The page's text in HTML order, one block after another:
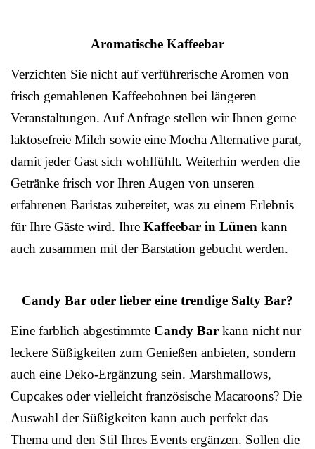
Aromatische Kaffeebar
Verzichten Sie nicht auf verführerische Aromen von
frisch gemahlenen Kaffeebohnen bei längeren
Veranstaltungen. Auf Anfrage stellen wir Ihnen gerne
laktosefreie Milch sowie eine Mocha Alternative parat,
damit jeder Gast sich wohlfühlt. Weiterhin werden die
Getränke frisch vor Ihren Augen von unseren
erfahrenen Baristas zubereitet, was zu einem Erlebnis
für Ihre Gäste wird. Ihre Kaffeebar in Lünen kann
auch zusammen mit der Barstation gebucht werden.
Candy Bar oder lieber eine trendige Salty Bar?
Eine farblich abgestimmte Candy Bar kann nicht nur
leckere Süßigkeiten zum Genießen anbieten, sondern
auch eine Deko-Ergänzung sein. Marshmallows,
Cupcakes oder vielleicht französische Macaroons? Die
Auswahl der Süßigkeiten kann auch perfekt das
Thema und den Stil Ihres Events ergänzen. Sollen die